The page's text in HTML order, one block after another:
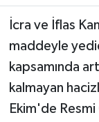
İcra ve İflas
maddeyle
kapsamında
kalmayan
Ekim'de
TREND